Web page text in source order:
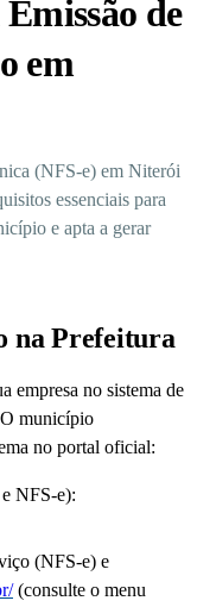
de
em
(NFS-e) em Niterói
essenciais para
e apta a gerar
na Prefeitura
empresa no sistema de
município
no portal oficial:
NFS-e):
(NFS-e) e
(consulte o menu